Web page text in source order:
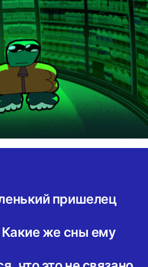
пришелец
Какие же сны ему